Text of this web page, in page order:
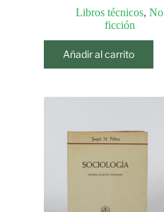
Libros técnicos, No
ficción
Añadir al carrito